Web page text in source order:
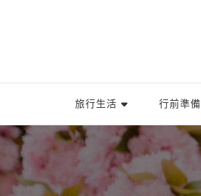
旅行生活 行前準備